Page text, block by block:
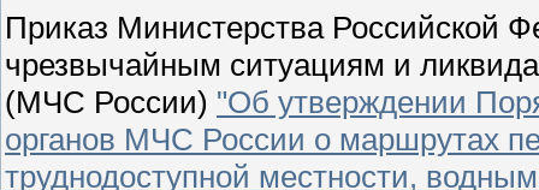
Приказ Министерства Российской
чрезвычайным ситуациям и
(МЧС России) "Об утверждении
органов МЧС России о маршрутах
труднодоступной местности,